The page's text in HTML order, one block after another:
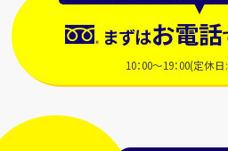
まずはお電話
10：00～19：00(定休